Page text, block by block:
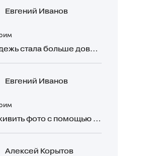
Евгений Иванов
Молодежь стала больше доверять рекомендациям в закрытых Telegram-чатах, чем официальной рекламе
Евгений Иванов
Как оживить фото с помощью нейросетей в 2026 году: 17 бесплатных онлайн-сервисов, приложений и ботов
Алексей Корытов